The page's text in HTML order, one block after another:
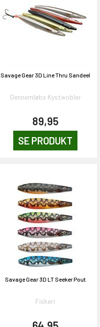
Savage Gear 3D Line Thru Sandeel
Gennemløbs Kystwobler
89,95
SE PRODUKT
Savage Gear 3D LT Seeker Pout
Fiskeri